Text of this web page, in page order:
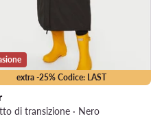
extra -25% Codice: LAST
di transizione · Nero